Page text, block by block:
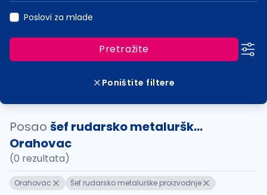
Poslovi za mlade
Pretražite
Poništite filtere
Posao šef rudarsko metaluršk...
Orahovac
(0 rezultata)
Orahovac Šef rudarsko metalurške proizvodnje